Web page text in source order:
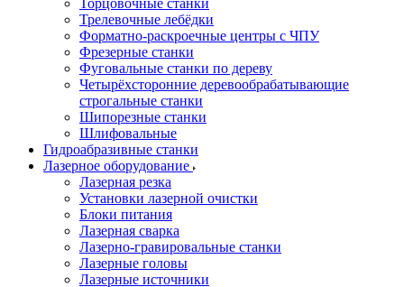
Торцовочные станки
Трелевочные лебёдки
Форматно-раскроечные центры с ЧПУ
Фрезерные станки
Фуговальные станки по дереву
Четырёхсторонние деревообрабатывающие
строгальные станки
Шипорезные станки
Шлифовальные
Гидроабразивные станки
Лазерное оборудование
Лазерная резка
Установки лазерной очистки
Блоки питания
Лазерная сварка
Лазерно-гравировальные станки
Лазерные головы
Лазерные источники